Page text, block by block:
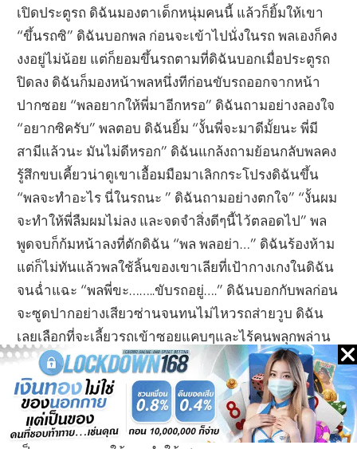
เปิดประตูรถ ดิฉันมองตาเด็กหนุ่มคนนี้ แล้วก็ยิ้มให้เขา
“ขึ้นรถซิ” ดิฉันบอกพล ก่อนจะเข้าไปนั่งในรถ พลเองก็คง
งงอยู่ไม่น้อย แต่ก็ยอมขึ้นรถตามที่ดิฉันบอกเมื่อประตูรถ
ปิดลง ดิฉันก็มองหน้าพลหนึ่งทีก่อนขับรถออกจากหน้า
ปากซอย “พลอยากให้พี่มาอีกหรอ” ดิฉันถามอย่างลองใจ
“อยากซิครับ” พลตอบ ดิฉันยิ้ม “งั้นพี่จะมาดีมั้ยนะ พี่มี
สามีแล้วนะ มันไม่ดีหรอก” ดิฉันแกล้งถามย้อนกลับพลคง
รู้สึกขบเคี้ยวน่าดูเขาเอื้อมมือมาเลิกกระโปรงดิฉันขึ้น
“พลจะทำอะไร นี่ในรถนะ ” ดิฉันถามอย่างตกใจ” “งั้นผม
จะทำให้พี่ลืมผมไม่ลง และจดจำสิ่งดีๆนี้ไว้ตลอดไป” พล
พูดจบก็ก้มหน้าลงที่ตักดิฉัน “พล พลอย่า…” ดิฉันร้องห้าม
แต่ก็ไม่ทันแล้วพลใช้ลิ้นของเขาเลียที่เป้ากางเกงในดิฉัน
จนฉ่ำแฉะ “พลพี่ขะ……..ขับรถอยู่….” ดิฉันบอกกับพลก่อน
จะซูดปากอย่างเสียวซ่านจนทนไม่ไหวรถส่ายวูบ ดิฉัน
เลยเลือกที่จะเลี้ยวรถเข้าซอยแคบๆและไร้คนพลุกพล่าน
และปล่อยให้พลละเลงบทรักให้
อย่างลืมตัวโชคยังดีที่กระจกรถดิฉันติดฟิล์มกรองแสง
ค่อนข้างทึบ จึงทำให้ข้างนอกมองเข้ามาไม่เห็น พลทั้งดูด
ทั้งเลียทั้งดุนถ้ำดิฉันจนมันฉำไปทั้งกลีบเปียกกางเกงใน